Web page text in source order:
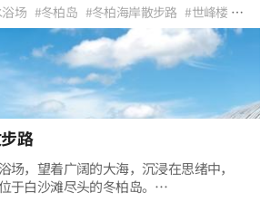
的地方。
其他任何地方都能更加感受到釜山活力氛围
场 #冬柏岛 #冬柏海岸散步路 #世峰楼
#治愈 #旅游 #休假 #家庭旅行 #大海
#海洋之旅
路
场，望着广阔的大海，沉浸在思绪中，
于白沙滩尽头的冬柏岛。